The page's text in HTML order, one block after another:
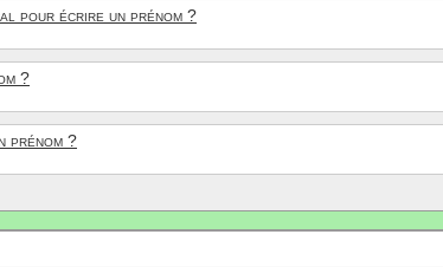
pour écrire un prénom ?
?
?